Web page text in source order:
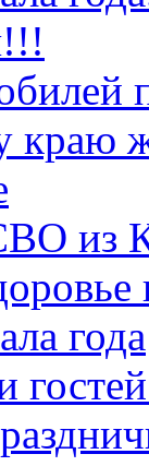
краю
из
года